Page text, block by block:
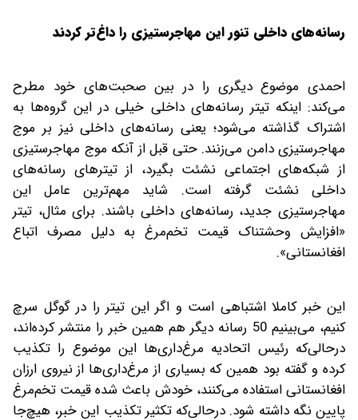
رسانه‌های داخلی تنور این مهاجرستیزی را داغ‌تر کردند
احمدی موضوع دیگری را در بین صحبت‌های خود مطرح
می‌کند: اینکه تیتر رسانه‌های داخلی خیلی در این گروه‌ها به
اشتراک گذاشته می‌شود؛ یعنی رسانه‌های داخلی نیز بر موج
مهاجرستیزی دامن می‌زنند. حتی قبل از آنکه موج مهاجرستیزی
از شبکه‌های اجتماعی نشئت بگیرد، از تیترهای رسانه‌های
داخلی نشئت گرفته است. شاید مهم‌ترین عامل این
مهاجرستیزی جدید، رسانه‌های داخلی باشند. برای مثال، تیتر
«افزایش وحشتناک قیمت تخم‌مرغ به دلیل مصرف اتباع
افغانستانی».
این خبر کاملا اشتباهی است و اگر این تیتر را در گوگل سرچ
کنیم، می‌بینیم 50 رسانه دیگر هم همین خبر را منتشر کرده‌اند،
درحالی‌که رئیس اتحادیه مرغ‌داری‌ها این موضوع را تکذیب
کرده و گفته بود همین که بسیاری از مرغ‌داری‌ها از نیروی ارزان
افغانستانی استفاده می‌کنند، خودش باعث شده قیمت تخم‌مرغ
پایین نگه داشته شود. درحالی‌که تکثیر تکذیب این خبر، هیچ‌جا